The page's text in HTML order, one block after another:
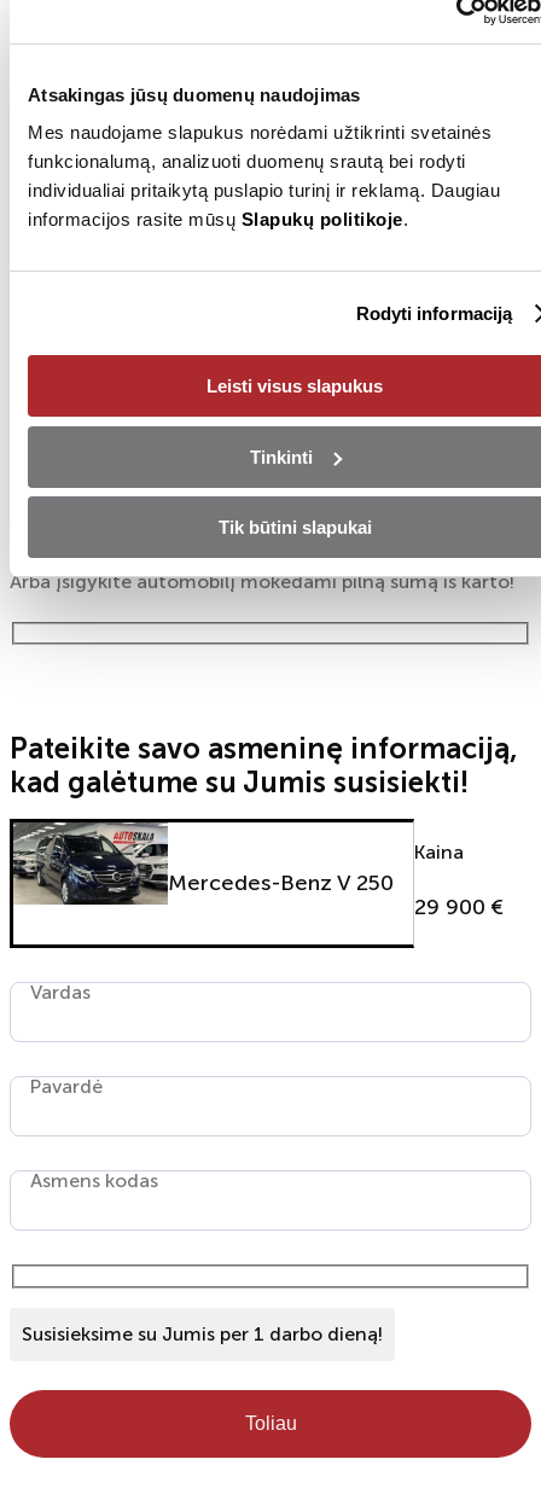
Atsakingas jūsų duomenų naudojimas
Mes naudojame slapukus norėdami užtikrinti svetainės
funkcionalumą, analizuoti duomenų srautą bei rodyti
individualiai pritaikytą puslapio turinį ir reklamą. Daugiau
informacijos rasite mūsų Slapukų politikoje.
Rodyti informaciją
Leisti visus slapukus
Tinkinti
Tik būtini slapukai
Rodyti visus (49)
Pardavėjas
Siųsti el. laišką
Pasinaudokite ypatingu
Arba įsigykite automobilį mokėdami pilną sumą iš karto!
Pateikite savo asmeninę informaciją,
kad galėtume su Jumis susisiekti!
Mercedes-Benz V 250
Kaina
29 900 €
Vardas
Pavardė
Asmens kodas
Susisieksime su Jumis per 1 darbo dieną!
Toliau